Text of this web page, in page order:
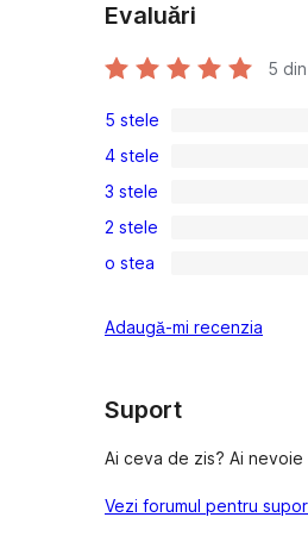
Evaluări
5
2
5
–
recenzii
(stele)
5 stele
0
4
–
recenzii
4 stele
0
3
–
(stele)
3 stele
0
2
recenzii
2 stele
0
–
(stele)
o stea
Adaugă-mi recenzia
Suport
Ai ceva de zis? Ai
Vezi forumul pentru